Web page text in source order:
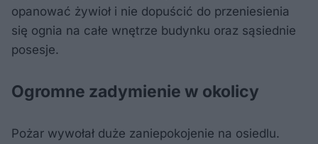
opanować żywioł i nie dopuścić do przeniesienia
się ognia na całe wnętrze budynku oraz sąsiednie
posesje.
Ogromne zadymienie w okolicy
Pożar wywołał duże zaniepokojenie na osiedlu.